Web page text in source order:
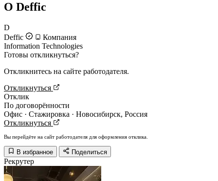
О Deffic
D
Deffic
Компания
Information Technologies
Готовы откликнуться?
Откликнитесь на сайте работодателя.
Откликнуться
Отклик
По договорённости
Офис · Стажировка · Новосибирск, Россия
Откликнуться
Вы перейдёте на сайт работодателя для оформления отклика.
В избранное Поделиться
Рекрутер